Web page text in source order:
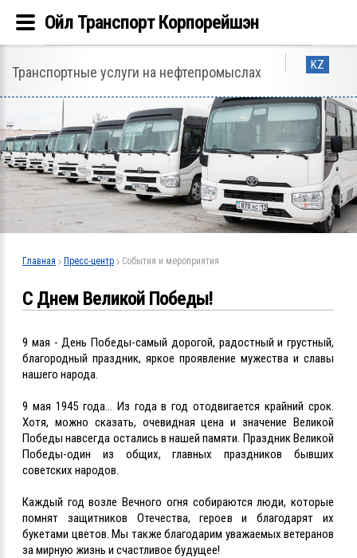
KZ
Транспортные услуги на нефтепромыслах
Главная Пресс-центр События и мероприятия
С Днем Великой Победы!
9 мая - День Победы-самый дорогой, радостный и грустный,
благородный праздник, яркое проявление мужества и славы
нашего народа.
9 мая 1945 года... Из года в год отодвигается крайний срок.
Хотя, можно сказать, очевидная цена и значение Великой
Победы навсегда остались в нашей памяти. Праздник Великой
Победы-один из общих, главных праздников бывших
советских народов.
Каждый год возле Вечного огня собираются люди, которые
помнят защитников Отечества, героев и благодарят их
букетами цветов. Мы также благодарим уважаемых ветеранов
за мирную жизнь и счастливое будущее!
Ойл Транспорт Корпорейшэн